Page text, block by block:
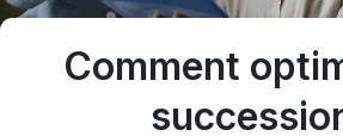
Comment